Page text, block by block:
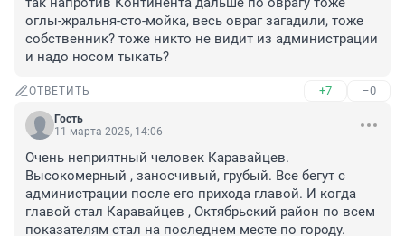
оглы-жральня-сто-мойка, весь овраг загадили, тоже
собственник? тоже никто не видит из администрации
и надо носом тыкать?
ОТВЕТИТЬ +7 –0
Гость
11 марта 2025, 14:06
Очень неприятный человек Каравайцев.
Высокомерный , заносчивый, грубый. Все бегут с
администрации после его прихода главой. И когда
главой стал Каравайцев , Октябрьский район по всем
показателям стал на последнем месте по городу.